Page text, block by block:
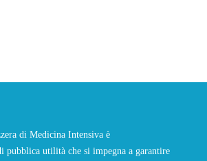
di Medicina Intensiva è
pubblica utilità che si impegna a garantire